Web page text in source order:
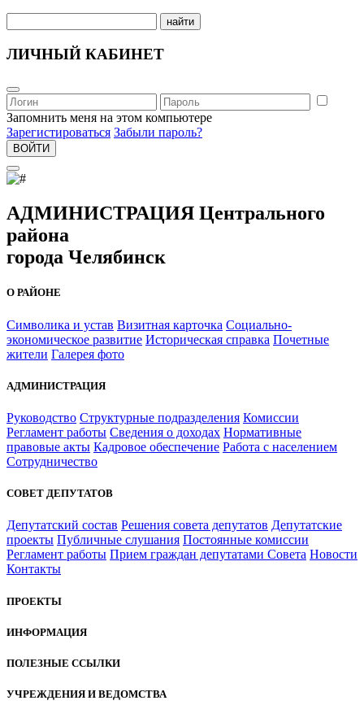
найти
ЛИЧНЫЙ КАБИНЕТ
Запомнить меня на этом компьютере
Зарегистироваться Забыли пароль?
ВОЙТИ
АДМИНИСТРАЦИЯ Центрального
района
города Челябинск
О РАЙОНЕ
Символика и устав Визитная карточка Социально-
экономическое развитие Историческая справка Почетные
жители Галерея фото
АДМИНИСТРАЦИЯ
Руководство Структурные подразделения Комиссии
Регламент работы Сведения о доходах Нормативные
правовые акты Кадровое обеспечение Работа с населением
Сотрудничество
СОВЕТ ДЕПУТАТОВ
Депутатский состав Решения совета депутатов Депутатские
проекты Публичные слушания Постоянные комиссии
Регламент работы Прием граждан депутатами Совета Новости
Контакты
ПРОЕКТЫ
ИНФОРМАЦИЯ
ПОЛЕЗНЫЕ ССЫЛКИ
УЧРЕЖДЕНИЯ И ВЕДОМСТВА